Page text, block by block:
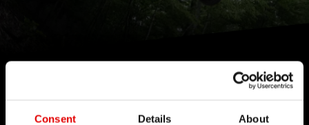
Consent Details About
Creemos en el arte de la ingeniería y